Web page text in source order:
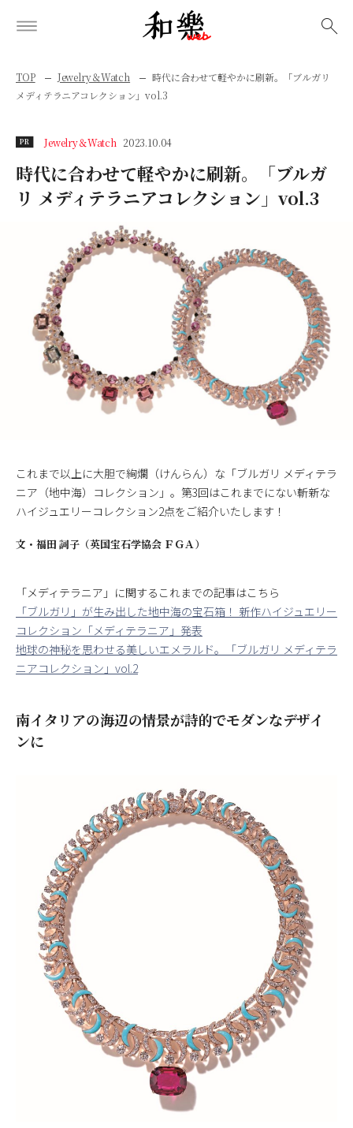
TOP Jewelry＆Watch
時代に合わせて軽やかに刷新。「ブルガリ
メディテラニアコレクション」vol.3
PR Jewelry＆Watch 2023.10.04
時代に合わせて軽やかに刷新。「ブルガ
リ メディテラニアコレクション」vol.3
これまで以上に大胆で絢爛（けんらん）な「ブルガリ メディテラ
ニア（地中海）コレクション」。第3回はこれまでにない斬新な
ハイジュエリーコレクション2点をご紹介いたします！
文・ 福田 詞子（英国宝石学協会 ＦＧＡ）
「メディテラニア」に関するこれまでの記事はこちら
「ブルガリ」が生み出した地中海の宝石箱！ 新作ハイジュエリー
コレクション「メディテラニア」発表
地球の神秘を思わせる美しいエメラルド。「ブルガリ メディテラ
ニアコレクション」vol.2
南イタリアの海辺の情景が詩的でモダンなデザイ
ンに